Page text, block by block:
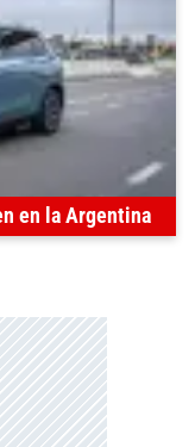
en la Argentina